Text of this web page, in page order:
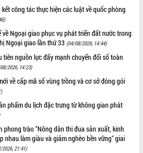
công tác thực hiện các luật về quốc phòng
về Ngoại giao phục vụ phát triển đất nước trong
Ngoại giao lần thứ 33 (04/08/2026, 14:44)
tiên nguồn lực đẩy mạnh chuyển đổi số toàn
2026, 14:23)
về cấp mã số vùng trồng và cơ sở đóng gói
phẩm du lịch đặc trưng từ không gian phát
phong trào "Nông dân thi đua sản xuất, kinh
nhau làm giàu và giảm nghèo bền vững" giai
21:41)